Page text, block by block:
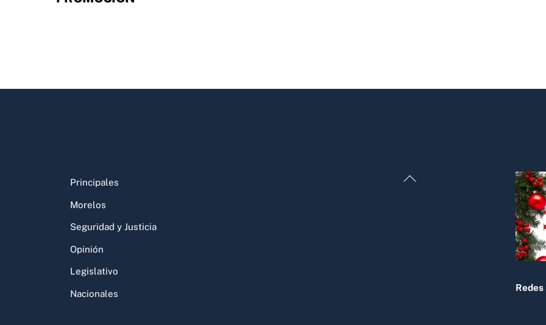
Back
Principales
Morelos
Seguridad y Justicia
Opinión
Legislativo
Nacionales